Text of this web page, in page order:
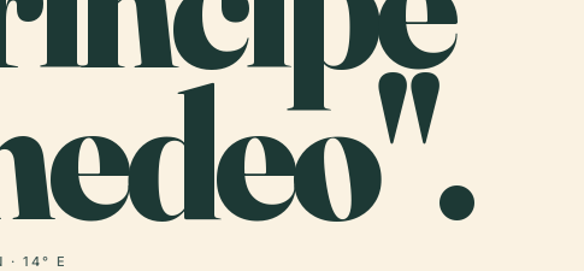
· 14° E